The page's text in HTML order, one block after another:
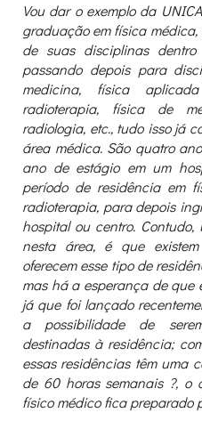
Vou dar o exemplo da
graduação em física
de suas disciplinas
passando depois para
medicina, física
radioterapia, física de
radiologia, etc., tudo isso já
área médica. São quatro
ano de estágio em um
período de residência em
radioterapia, para depois
hospital ou centro.
nesta área, é que
oferecem esse tipo de
mas há a esperança de que
já que foi lançado
a possibilidade de
destinadas à residência;
essas residências têm uma
de 60 horas semanais ?, o
físico médico fica preparado